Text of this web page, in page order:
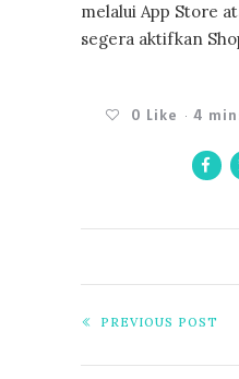
melalui App Store
segera aktifkan
0 Like 4
PREVIOUS POST